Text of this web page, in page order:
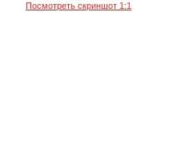
Посмотреть скриншот 1:1